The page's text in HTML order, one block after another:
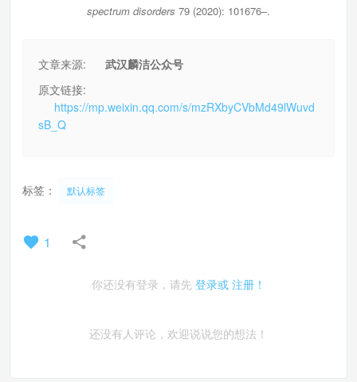
spectrum disorders 79 (2020): 101676–.
文章来源:
武汉麟洁公众号
原文链接:
https://mp.weixin.qq.com/s/mzRXbyCVbMd49lWuvd
sB_Q
标签： 默认标签
1
你还没有登录，请先 登录或 注册！
还没有人评论，欢迎说说您的想法！